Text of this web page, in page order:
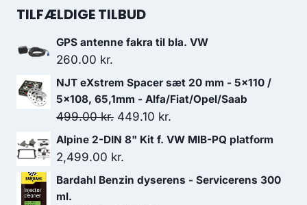
pris
599.00 kr..450.00 kr..
TILFÆLDIGE TILBUD
GPS antenne fakra til bla. VW
260.00 kr.
NJT eXstrem Spacer sæt 20 mm - 5x110 /
5x108, 65,1mm - Alfa/Fiat/Opel/Saab
499.00kr. Den
oprindelige
pris
499.00 kr..
449.10 kr.
aktuelle
Alpine 2-DIN 8" Kit f. VW MIB-PQ platform
2,499.00 kr.
Bardahl Benzin dyserens - Servicerens 300
ml.